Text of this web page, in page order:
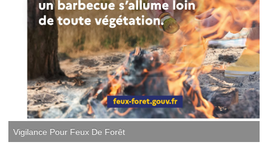
Vigilance Pour Feux De Forêt